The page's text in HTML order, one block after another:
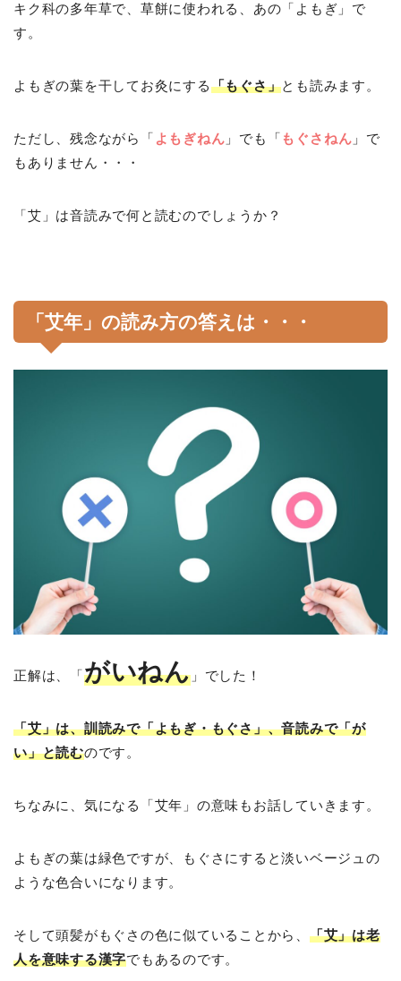
キク科の多年草で、草餅に使われる、あの「よもぎ」で
す。
よもぎの葉を干してお灸にする「もぐさ」とも読みます。
ただし、残念ながら「 よもぎねん 」でも「 もぐさねん 」で
もありません・・・
「艾」は音読みで何と読むのでしょうか？
「艾年」の読み方の答えは・・・
正解は、「がいねん」でした！
「艾」は、訓読みで「よもぎ・もぐさ」、音読みで「が
い」と読むのです。
ちなみに、気になる「艾年」の意味もお話していきます。
よもぎの葉は緑色ですが、もぐさにすると淡いベージュの
ような色合いになります。
そして頭髪がもぐさの色に似ていることから、 「艾」は老
人を意味する漢字でもあるのです。